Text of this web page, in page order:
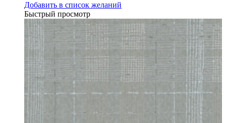
Добавить в список желаний
Быстрый просмотр